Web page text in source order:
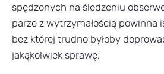
spędzonych na śledzeniu
parze z wytrzymałością powinna
bez której trudno byłoby
jakąkolwiek sprawę.